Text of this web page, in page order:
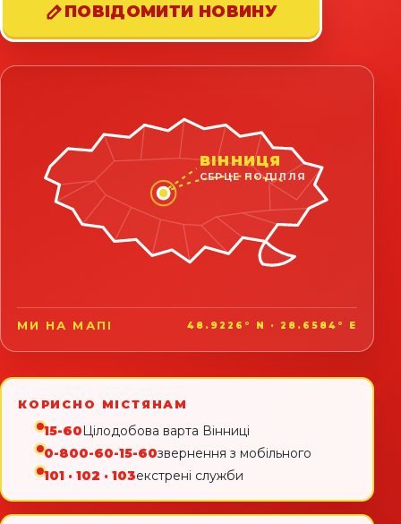
ПОВІДОМИТИ НОВИНУ
ВІННИЦЯ
СЕРЦЕ ПОДІЛЛЯ
МИ НА МАПІ 48.9226° N · 28.6584° E
КОРИСНО МІСТЯНАМ
15-60Цілодобова варта Вінниці
0-800-60-15-60звернення з мобільного
101 · 102 · 103екстрені служби